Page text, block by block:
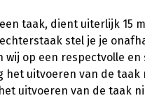
taak, dient uiterlijk 15
stel je je
op een respectvolle
het uitvoeren van de
uitvoeren van de taak